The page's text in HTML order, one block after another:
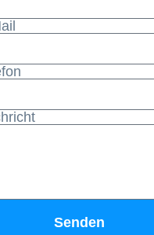
Senden